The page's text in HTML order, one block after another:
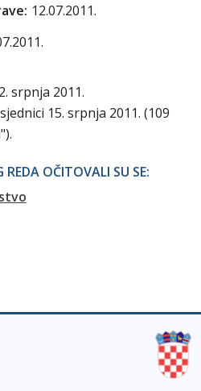
12.07.2011.
srpnja 2011.
15. srpnja 2011. (109
OČITOVALI SU SE: